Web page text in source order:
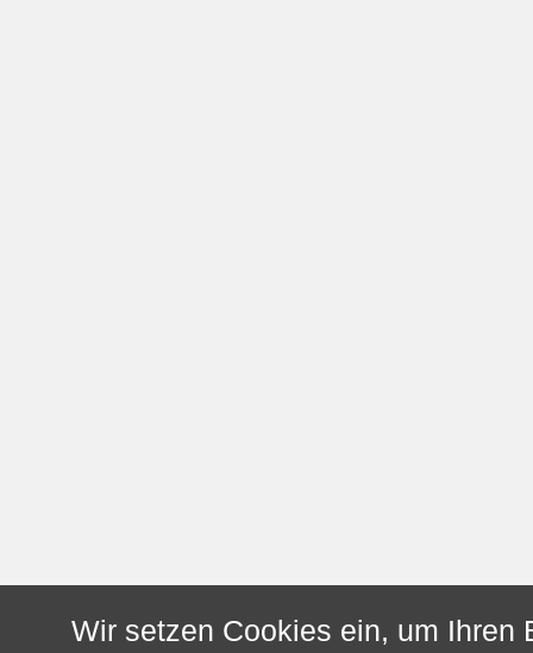
Wir setzen Cookies ein, um Ihren